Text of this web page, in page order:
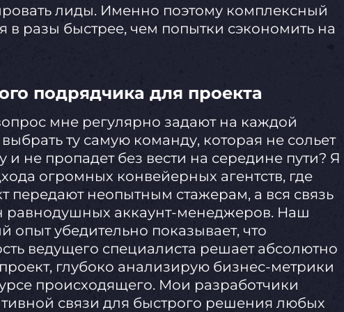
лиды. Именно поэтому комплексный
в разы быстрее, чем попытки сэкономить на
подрядчика для проекта
мне регулярно задают на каждой
ту самую команду, которая не сольет
не пропадет без вести на середине пути? Я
огромных конвейерных агентств, где
передают неопытным стажерам, а вся связь
равнодушных аккаунт-менеджеров. Наш
опыт убедительно показывает, что
ведущего специалиста решает абсолютно
глубоко анализирую бизнес-метрики
происходящего. Мои разработчики
связи для быстрого решения любых